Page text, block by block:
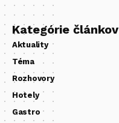
Kategórie článkov
Aktuality
Téma
Rozhovory
Hotely
Gastro